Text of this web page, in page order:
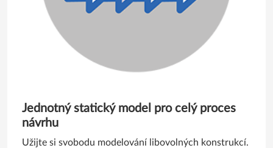
Jednotný statický model pro celý proces
návrhu
Užijte si svobodu modelování libovolných konstrukcí.